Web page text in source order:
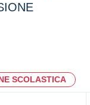
SCOLASTICA